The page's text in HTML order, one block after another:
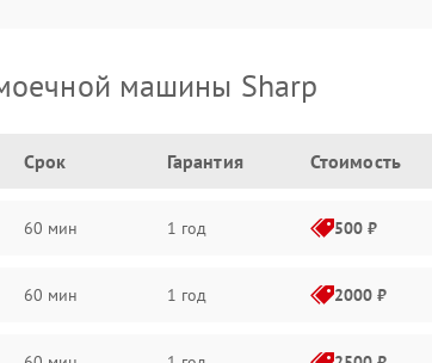
машины Sharp
Срок Гарантия Стоимость
60 мин 1 год 500 ₽
60 мин 1 год 2000 ₽